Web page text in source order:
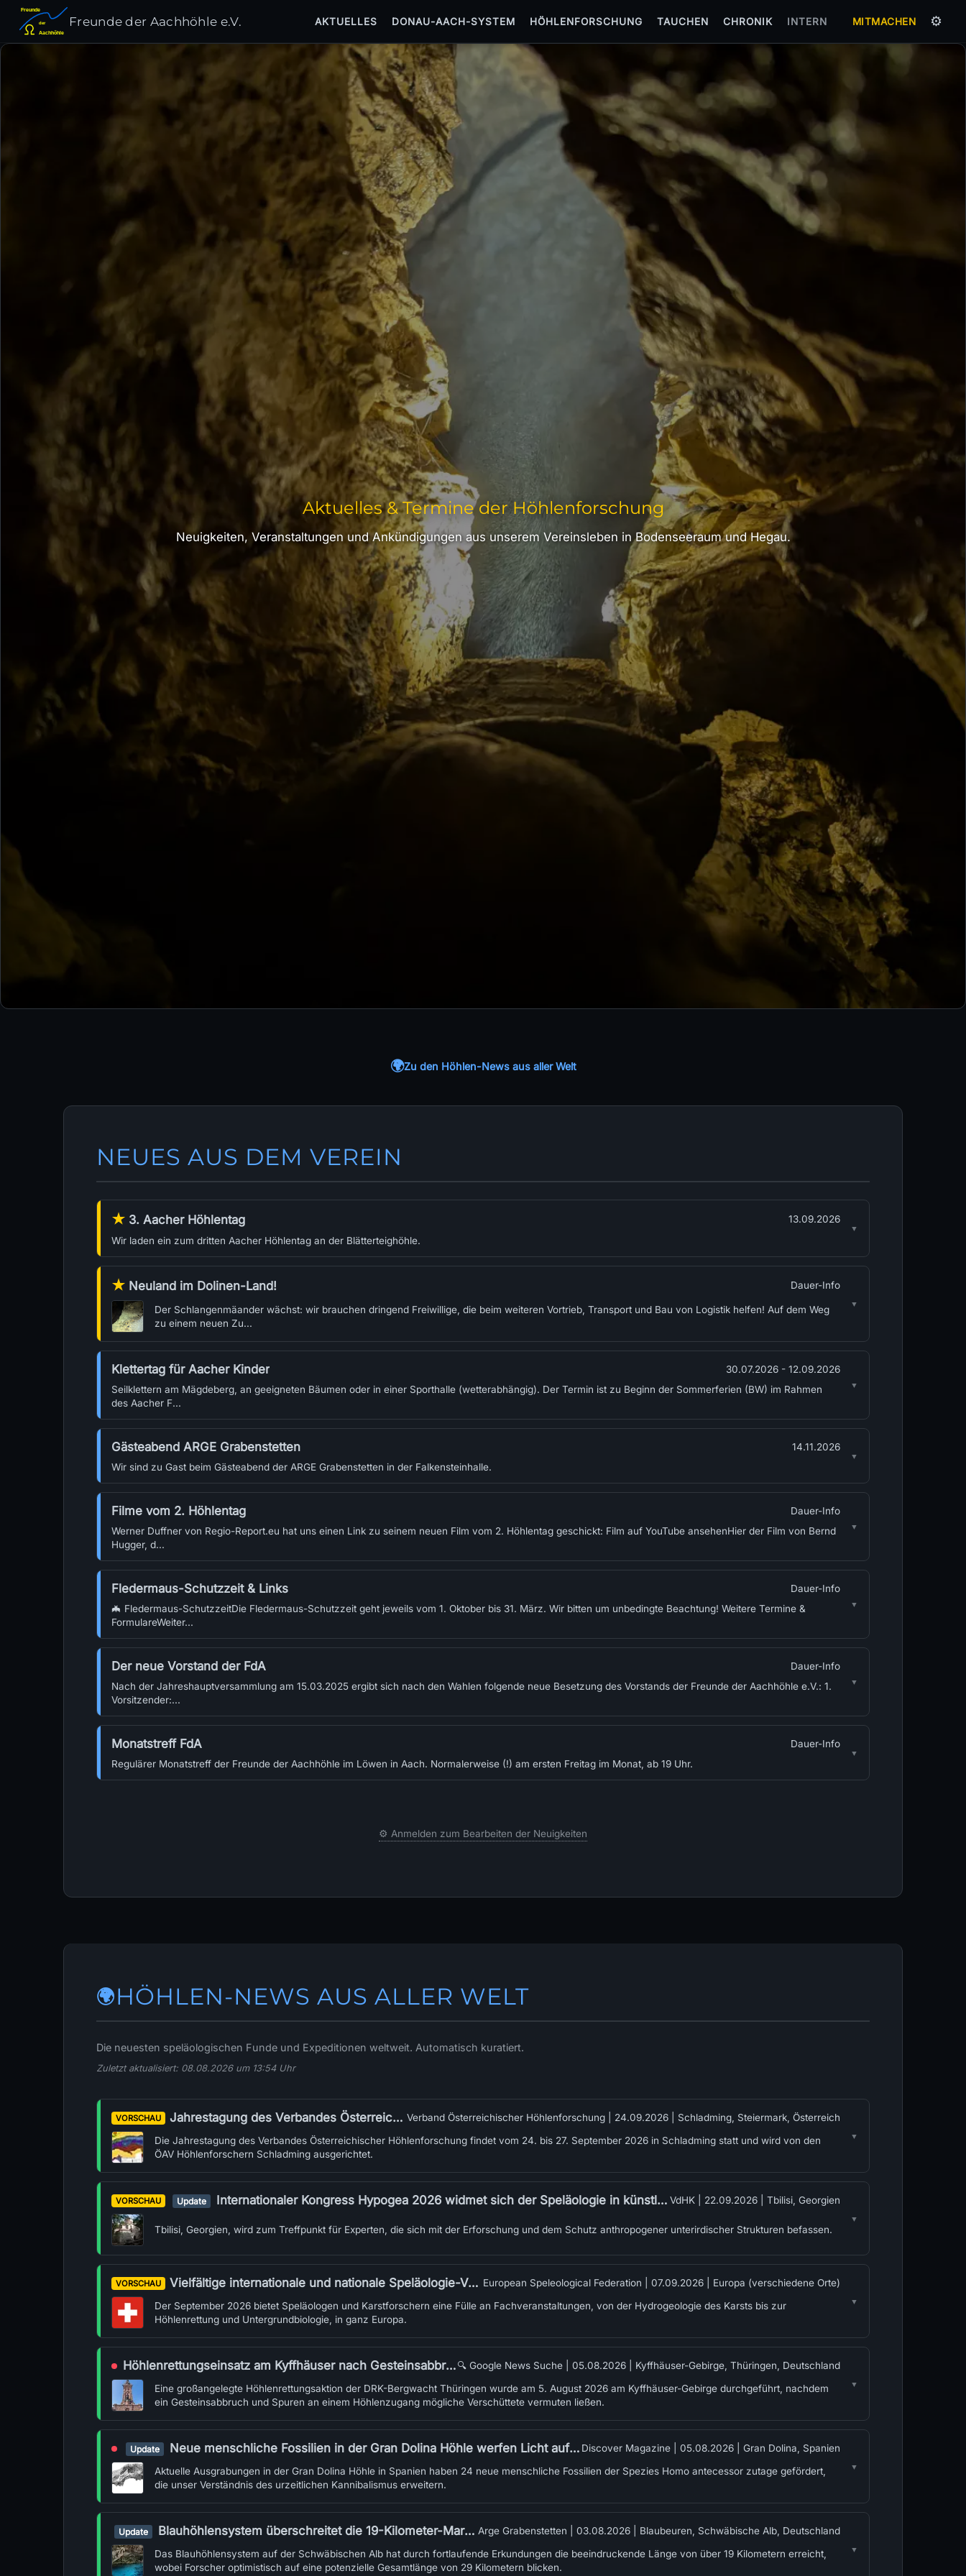
Freunde
der
Aachhöhle
Freunde der Aachhöhle e.V. AKTUELLES DONAU-AACH-SYSTEM HÖHLENFORSCHUNG TAUCHEN CHRONIK INTERN MITMACHEN ⚙️
Aktuelles & Termine der Höhlenforschung
Neuigkeiten, Veranstaltungen und Ankündigungen aus unserem Vereinsleben in Bodenseeraum und Hegau.
🌍Zu den Höhlen-News aus aller Welt
NEUES AUS DEM VEREIN
★ 3. Aacher Höhlentag
13.09.2026
Wir laden ein zum dritten Aacher Höhlentag an der Blätterteighöhle.
★ Neuland im Dolinen-Land! Dauer-Info
Der Schlangenmäander wächst: wir brauchen dringend Freiwillige, die beim weiteren Vortrieb, Transport und Bau von Logistik helfen! Auf dem Weg
zu einem neuen Zu...
Klettertag für Aacher Kinder
30.07.2026 - 12.09.2026
Seilklettern am Mägdeberg, an geeigneten Bäumen oder in einer Sporthalle (wetterabhängig). Der Termin ist zu Beginn der Sommerferien (BW) im Rahmen
des Aacher F...
Gästeabend ARGE Grabenstetten
14.11.2026
Wir sind zu Gast beim Gästeabend der ARGE Grabenstetten in der Falkensteinhalle.
Filme vom 2. Höhlentag
Dauer-Info
Werner Duffner von Regio-Report.eu hat uns einen Link zu seinem neuen Film vom 2. Höhlentag geschickt: Film auf YouTube ansehenHier der Film von Bernd
Hugger, d...
Fledermaus-Schutzzeit & Links
Dauer-Info
🦇 Fledermaus-SchutzzeitDie Fledermaus-Schutzzeit geht jeweils vom 1. Oktober bis 31. März. Wir bitten um unbedingte Beachtung! Weitere Termine &
FormulareWeiter...
Der neue Vorstand der FdA
Dauer-Info
Nach der Jahreshauptversammlung am 15.03.2025 ergibt sich nach den Wahlen folgende neue Besetzung des Vorstands der Freunde der Aachhöhle e.V.: 1.
Vorsitzender:...
Monatstreff FdA
Dauer-Info
Regulärer Monatstreff der Freunde der Aachhöhle im Löwen in Aach. Normalerweise (!) am ersten Freitag im Monat, ab 19 Uhr.
⚙️ Anmelden zum Bearbeiten der Neuigkeiten
🌍HÖHLEN-NEWS AUS ALLER WELT
Die neuesten speläologischen Funde und Expeditionen weltweit. Automatisch kuratiert.
Zuletzt aktualisiert: 08.08.2026 um 13:54 Uhr
VORSCHAU Jahrestagung des Verbandes Österreichischer Höhlenforschung (VÖH) in Schladming Verband Österreichischer Höhlenforschung | 24.09.2026
Schladming, Steiermark, Österreich
Die Jahrestagung des Verbandes Österreichischer Höhlenforschung findet vom 24. bis 27. September 2026 in Schladming statt und wird von den
ÖAV Höhlenforschern Schladming ausgerichtet.
VORSCHAU Update Internationaler Kongress Hypogea 2026 widmet sich der Speläologie in künstlichen Hohlräumen VdHK | 22.09.2026 Tbilisi, Georgien
Tbilisi, Georgien, wird zum Treffpunkt für Experten, die sich mit der Erforschung und dem Schutz anthropogener unterirdischer Strukturen befassen.
VORSCHAU Vielfältige internationale und nationale Speläologie-Veranstaltungen im September 2026 European Speleological Federation | 07.09.2026
Europa (verschiedene Orte)
Der September 2026 bietet Speläologen und Karstforschern eine Fülle an Fachveranstaltungen, von der Hydrogeologie des Karsts bis zur
Höhlenrettung und Untergrundbiologie, in ganz Europa.
Höhlenrettungseinsatz am Kyffhäuser nach Gesteinsabbruch 🔍 Google News Suche | 05.08.2026
Kyffhäuser-Gebirge, Thüringen, Deutschland
Eine großangelegte Höhlenrettungsaktion der DRK-Bergwacht Thüringen wurde am 5. August 2026 am Kyffhäuser-Gebirge durchgeführt, nachdem
ein Gesteinsabbruch und Spuren an einem Höhlenzugang mögliche Verschüttete vermuten ließen.
Update Neue menschliche Fossilien in der Gran Dolina Höhle werfen Licht auf prähistorischen Kannibalismus Discover Magazine | 05.08.2026
Gran Dolina, Spanien
Aktuelle Ausgrabungen in der Gran Dolina Höhle in Spanien haben 24 neue menschliche Fossilien der Spezies Homo antecessor zutage gefördert,
die unser Verständnis des urzeitlichen Kannibalismus erweitern.
Update Blauhöhlensystem überschreitet die 19-Kilometer-Marke mit weiteren Neuentdeckungen Arge Grabenstetten | 03.08.2026
Blaubeuren, Schwäbische Alb, Deutschland
Das Blauhöhlensystem auf der Schwäbischen Alb hat durch fortlaufende Erkundungen die beeindruckende Länge von über 19 Kilometern erreicht,
wobei Forscher optimistisch auf eine potenzielle Gesamtlänge von 29 Kilometern blicken.